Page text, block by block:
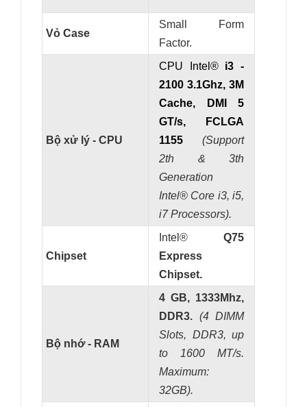
Vỏ Case
Small Form
Factor.
Bộ xử lý - CPU
CPU Intel® i3 -
2100 3.1Ghz, 3M
Cache, DMI 5
GT/s, FCLGA
1155
(Support
2th & 3th
Generation
Intel® Core i3, i5,
i7 Processors).
Chipset
Intel® Q75
Express
Chipset.
Bộ nhớ - RAM
4 GB, 1333Mhz,
DDR3. (4 DIMM
Slots, DDR3, up
to 1600 MT/s.
Maximum:
32GB).